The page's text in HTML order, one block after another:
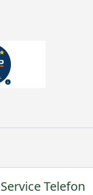
Service Telefon